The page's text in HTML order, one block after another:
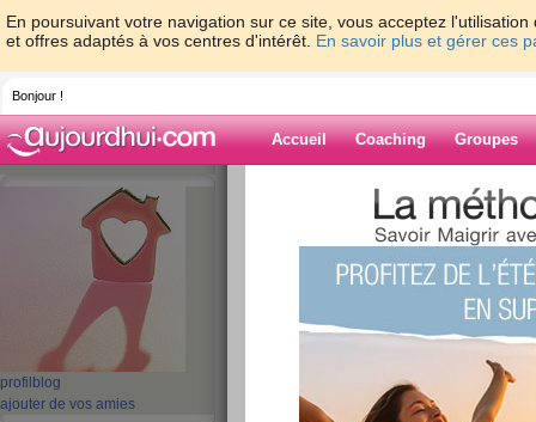
En poursuivant votre navigation sur ce site, vous acceptez
et offres adaptés à vos centres d'intérêt. En savoir plus et gérer ces
Bonjour !
Accueil Coaching Groupes
profil blog
ajouter de vos amies
> > temps
Blog de
temps super